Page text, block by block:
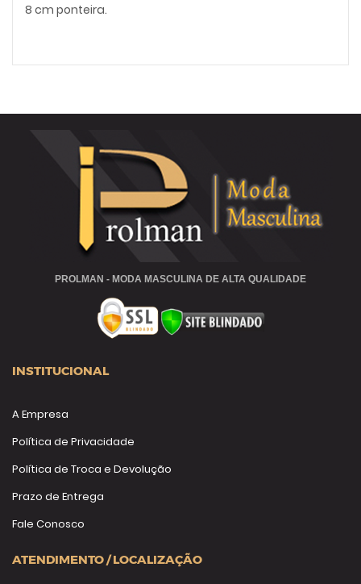
8 cm ponteira.
PROLMAN - MODA MASCULINA DE ALTA QUALIDADE
INSTITUCIONAL
A Empresa
Política de Privacidade
Política de Troca e Devolução
Prazo de Entrega
Fale Conosco
ATENDIMENTO / LOCALIZAÇÃO